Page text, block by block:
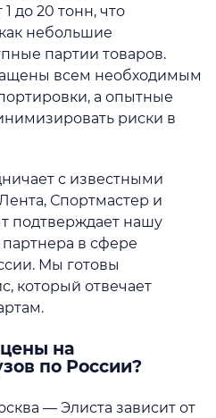
до 20 тонн, что
небольшие
партии товаров.
всем необходимым
а опытные
риски в
с известными
Спортмастер и
подтверждает нашу
в сфере
Мы готовы
который отвечает
на
по России?
— Элиста зависит от